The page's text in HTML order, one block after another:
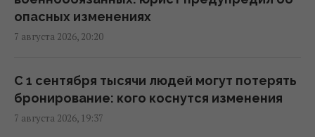
Зеленский впервые поедет с официальным
визитом в Сербию: названа дата
Россия ударила по футбольному стадиону
"Черноморец" в Одессе, есть раненые
опасных изменениях
7 августа 2026, 20:20
С 1 сентября тысячи людей могут потерять
бронирование: кого коснутся изменения
7 августа 2026, 19:37